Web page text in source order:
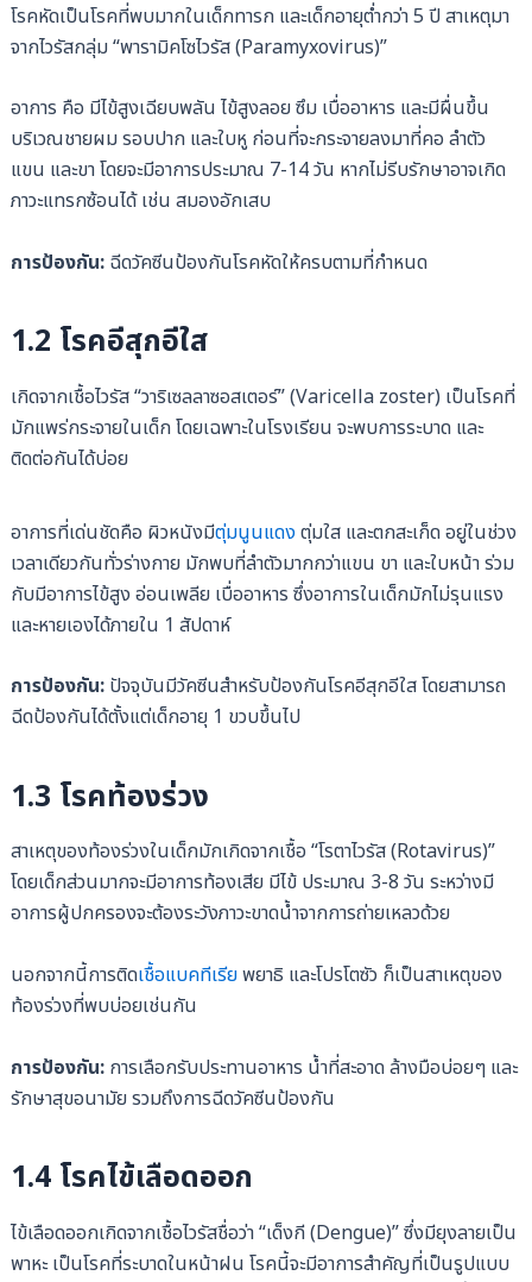
โรคหัดเป็นโรคที่พบมากในเด็กทารก และเด็กอายุต่ำกว่า 5 ปี สาเหตุมา
จากไวรัสกลุ่ม “พารามิคโซไวรัส (Paramyxovirus)”
อาการ คือ มีไข้สูงเฉียบพลัน ไข้สูงลอย ซึม เบื่ออาหาร และมีผื่นขึ้น
บริเวณชายผม รอบปาก และใบหู ก่อนที่จะกระจายลงมาที่คอ ลำตัว
แขน และขา โดยจะมีอาการประมาณ 7-14 วัน หากไม่รีบรักษาอาจเกิด
ภาวะแทรกซ้อนได้ เช่น สมองอักเสบ
การป้องกัน:ฉีดวัคซีนป้องกันโรคหัดให้ครบตามที่กำหนด
1.2 โรคอีสุกอีใส
เกิดจากเชื้อไวรัส “วาริเซลลาซอสเตอร์” (Varicella zoster) เป็นโรคที่
มักแพร่กระจายในเด็ก โดยเฉพาะในโรงเรียน จะพบการระบาด และ
ติดต่อกันได้บ่อย
อาการที่เด่นชัดคือ ผิวหนังมีตุ่มนูนแดงตุ่มใส และตกสะเก็ด อยู่ในช่วง
เวลาเดียวกันทั่วร่างกาย มักพบที่ลำตัวมากกว่าแขน ขา และใบหน้า ร่วม
กับมีอาการไข้สูง อ่อนเพลีย เบื่ออาหาร ซึ่งอาการในเด็กมักไม่รุนแรง
และหายเองได้ภายใน 1 สัปดาห์
การป้องกัน:ปัจจุบันมีวัคซีนสำหรับป้องกันโรคอีสุกอีใส โดยสามารถ
ฉีดป้องกันได้ตั้งแต่เด็กอายุ 1 ขวบขึ้นไป
1.3 โรคท้องร่วง
สาเหตุของท้องร่วงในเด็กมักเกิดจากเชื้อ “โรตาไวรัส (Rotavirus)”
โดยเด็กส่วนมากจะมีอาการท้องเสีย มีไข้ ประมาณ 3-8 วัน ระหว่างมี
อาการผู้ปกครองจะต้องระวังภาวะขาดน้ำจากการถ่ายเหลวด้วย
นอกจากนี้การติดเชื้อแบคทีเรียพยาธิ และโปรโตซัว ก็เป็นสาเหตุของ
ท้องร่วงที่พบบ่อยเช่นกัน
การป้องกัน:การเลือกรับประทานอาหาร น้ำที่สะอาด ล้างมือบ่อยๆ และ
รักษาสุขอนามัย รวมถึงการฉีดวัคซีนป้องกัน
1.4 โรคไข้เลือดออก
ไข้เลือดออกเกิดจากเชื้อไวรัสชื่อว่า “เด็งกี (Dengue)” ซึ่งมียุงลายเป็น
พาหะ เป็นโรคที่ระบาดในหน้าฝน โรคนี้จะมีอาการสำคัญที่เป็นรูปแบบ